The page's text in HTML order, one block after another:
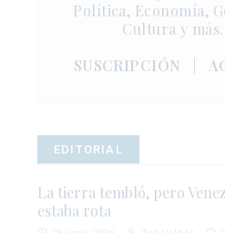
Política, Economía,
Cultura y
SUSCRIPCIÓN |
EDITORIAL
La tierra tembló, pero
estaba rota